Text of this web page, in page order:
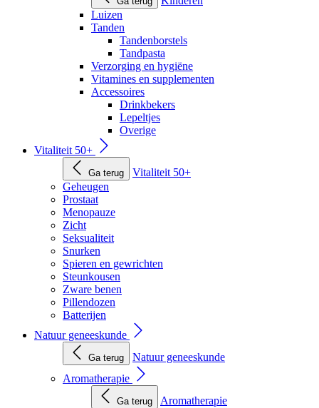
Luizen
Tanden
Tandenborstels
Tandpasta
Verzorging en hygiëne
Vitamines en supplementen
Accessoires
Drinkbekers
Lepeltjes
Overige
Vitaliteit 50+
Ga terug
Vitaliteit 50+
Geheugen
Prostaat
Menopauze
Zicht
Seksualiteit
Snurken
Spieren en gewrichten
Steunkousen
Zware benen
Pillendozen
Batterijen
Natuur geneeskunde
Ga terug
Natuur geneeskunde
Aromatherapie
Ga terug
Aromatherapie